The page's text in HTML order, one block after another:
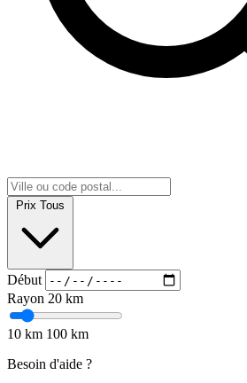
Prix Tous
Début
Rayon 20 km
10 km 100 km
Besoin d'aide ?